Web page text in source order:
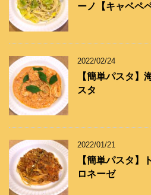
ーノ【キャベペ
2022/02/24
【簡単パスタ】
スタ
2022/01/21
【簡単パスタ】
ロネーゼ